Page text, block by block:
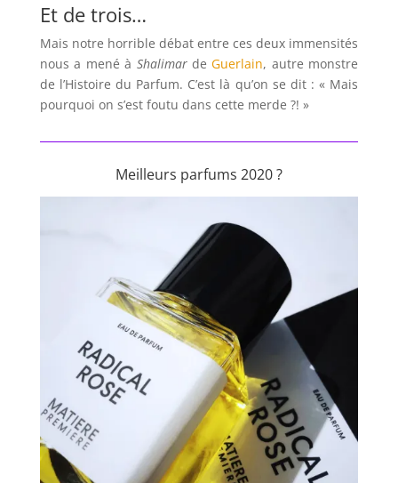
Et de trois…
Mais notre horrible débat entre ces deux immensités
nous a mené à ShalimardeGuerlain, autre monstre
de l’Histoire du Parfum. C’est là qu’on se dit : « Mais
pourquoi on s’est foutu dans cette merde ?! »
Meilleurs parfums 2020 ?